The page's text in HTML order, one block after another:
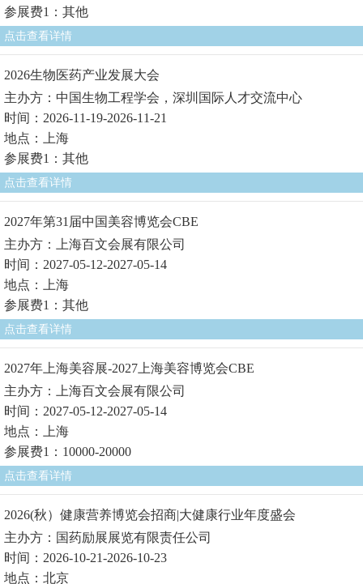
参展费1：其他
点击查看详情
2026生物医药产业发展大会
主办方：中国生物工程学会，深圳国际人才交流中心
时间：2026-11-19-2026-11-21
地点：上海
参展费1：其他
点击查看详情
2027年第31届中国美容博览会CBE
主办方：上海百文会展有限公司
时间：2027-05-12-2027-05-14
地点：上海
参展费1：其他
点击查看详情
2027年上海美容展-2027上海美容博览会CBE
主办方：上海百文会展有限公司
时间：2027-05-12-2027-05-14
地点：上海
参展费1：10000-20000
点击查看详情
2026(秋）健康营养博览会招商|大健康行业年度盛会
主办方：国药励展展览有限责任公司
时间：2026-10-21-2026-10-23
地点：北京